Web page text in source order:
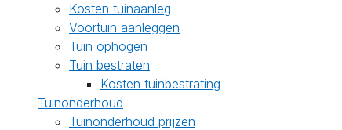
Kosten tuinaanleg
Voortuin aanleggen
Tuin ophogen
Tuin bestraten
Kosten tuinbestrating
Tuinonderhoud
Tuinonderhoud prijzen